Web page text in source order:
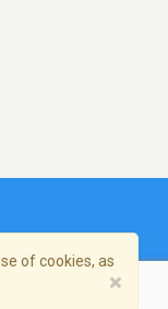
of cookies, as
×